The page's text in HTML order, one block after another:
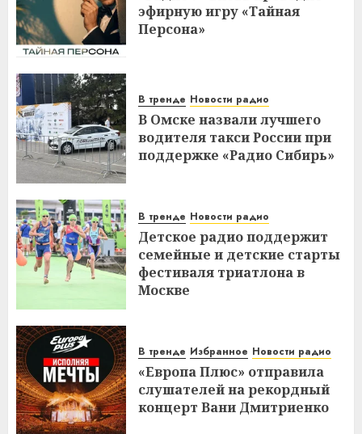
эфирную игру «Тайная
Персона»
В тренде Новости радио
В Омске назвали лучшего
водителя такси России при
поддержке «Радио Сибирь»
В тренде Новости радио
Детское радио поддержит
семейные и детские старты
фестиваля триатлона в
Москве
В тренде Избранное Новости радио
«Европа Плюс» отправила
слушателей на рекордный
концерт Вани Дмитриенко